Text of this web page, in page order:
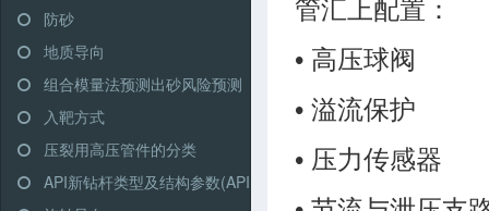
防砂
地质导向
组合模量法预测出砂风险预测
入靶方式
压裂用高压管件的分类
API新钻杆类型及结构参数(API RP 7G)
管汇上配置：
• 高压球阀
• 溢流保护
• 压力传感器